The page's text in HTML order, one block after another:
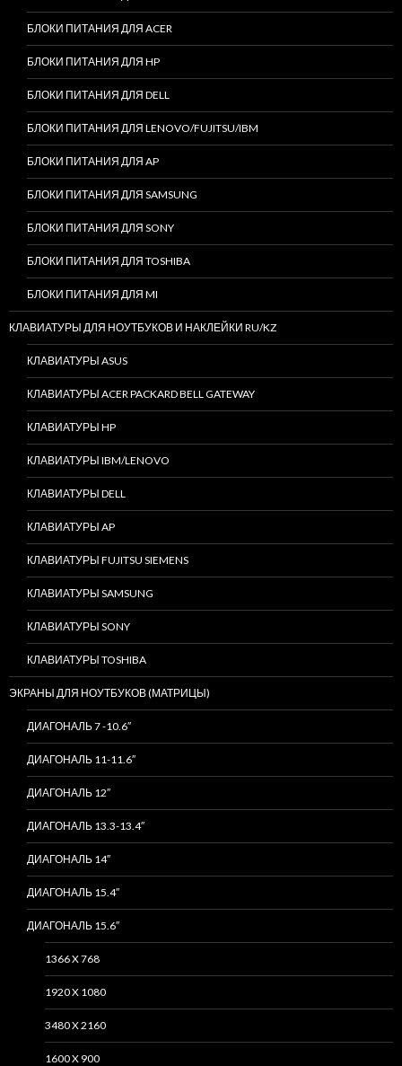
БЛОКИ ПИТАНИЯ ДЛЯ ACER
БЛОКИ ПИТАНИЯ ДЛЯ HP
БЛОКИ ПИТАНИЯ ДЛЯ DELL
БЛОКИ ПИТАНИЯ ДЛЯ LENOVO/FUJITSU/IBM
БЛОКИ ПИТАНИЯ ДЛЯ AP
БЛОКИ ПИТАНИЯ ДЛЯ SAMSUNG
БЛОКИ ПИТАНИЯ ДЛЯ SONY
БЛОКИ ПИТАНИЯ ДЛЯ TOSHIBA
БЛОКИ ПИТАНИЯ ДЛЯ MI
КЛАВИАТУРЫ ДЛЯ НОУТБУКОВ И НАКЛЕЙКИ RU/KZ
КЛАВИАТУРЫ ASUS
КЛАВИАТУРЫ ACER PACKARD BELL GATEWAY
КЛАВИАТУРЫ HP
КЛАВИАТУРЫ IBM/LENOVO
КЛАВИАТУРЫ DELL
КЛАВИАТУРЫ AP
КЛАВИАТУРЫ FUJITSU SIEMENS
КЛАВИАТУРЫ SAMSUNG
КЛАВИАТУРЫ SONY
КЛАВИАТУРЫ TOSHIBA
ЭКРАНЫ ДЛЯ НОУТБУКОВ (МАТРИЦЫ)
ДИАГОНАЛЬ 7 -10.6″
ДИАГОНАЛЬ 11-11.6″
ДИАГОНАЛЬ 12″
ДИАГОНАЛЬ 13.3-13.4″
ДИАГОНАЛЬ 14″
ДИАГОНАЛЬ 15.4″
ДИАГОНАЛЬ 15.6″
1366 X 768
1920 X 1080
3480 X 2160
1600 X 900